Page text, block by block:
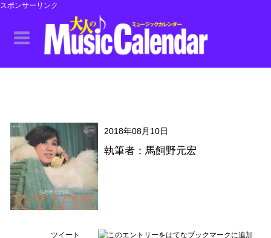
スポンサーリンク
2018年08月10日
執筆者：馬飼野元宏
ツイート